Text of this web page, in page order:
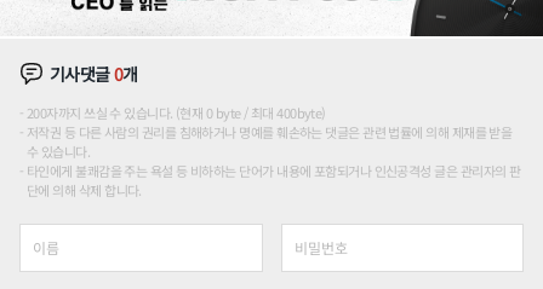
기사댓글0개
200자까지 쓰실 수 있습니다. (현재 0 byte / 최대 400byte)
저작권 등 다른 사람의 권리를 침해하거나 명예를 훼손하는 댓글은 관련 법률에 의해 제재를 받을
수 있습니다.
타인에게 불쾌감을 주는 욕설 등 비하하는 단어가 내용에 포함되거나 인신공격성 글은 관리자의 판
단에 의해 삭제 합니다.